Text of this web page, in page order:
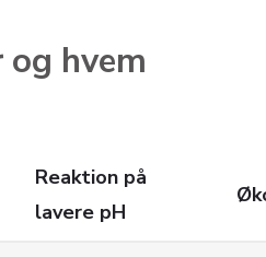
og hvem
Reaktion på
lavere pH